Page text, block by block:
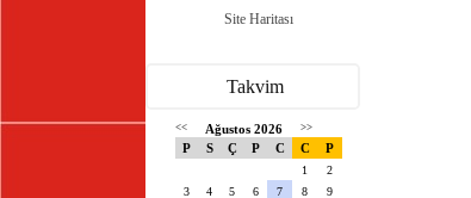
Site Haritası
Takvim
<< Ağustos 2026 >>
P S Ç P C C P
1
2
3
4 5 6 7 8
9